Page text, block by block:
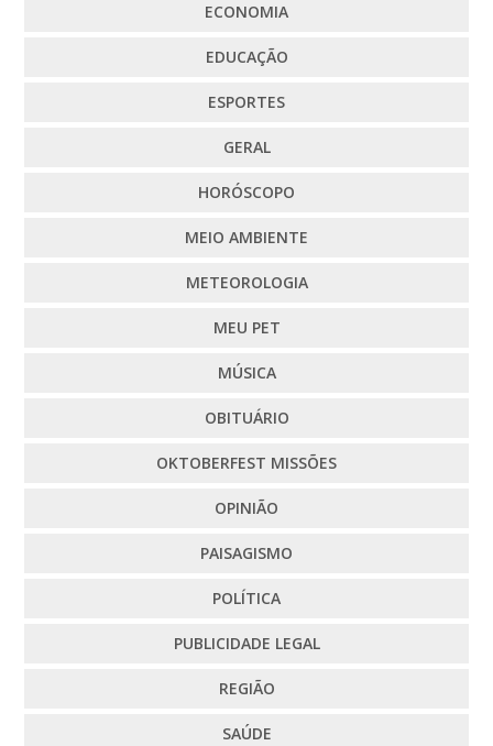
ECONOMIA
EDUCAÇÃO
ESPORTES
GERAL
HORÓSCOPO
MEIO AMBIENTE
METEOROLOGIA
MEU PET
MÚSICA
OBITUÁRIO
OKTOBERFEST MISSÕES
OPINIÃO
PAISAGISMO
POLÍTICA
PUBLICIDADE LEGAL
REGIÃO
SAÚDE